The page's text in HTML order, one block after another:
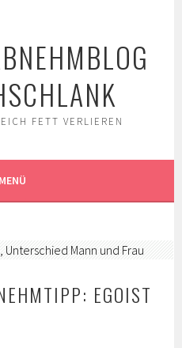
FETT VERLIEREN
MENÜ
EGOIST